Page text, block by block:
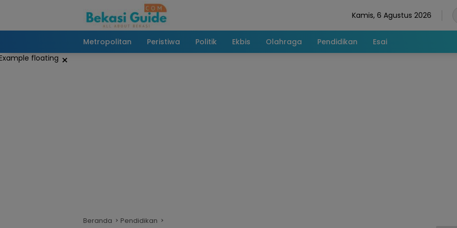
Kamis, 6 Agustus 2026
Metropolitan Peristiwa Politik Ekbis Olahraga Pendidikan Esai
×
Beranda Pendidikan